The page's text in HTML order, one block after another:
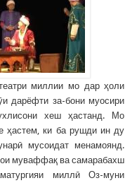
миллии мо дар ҳоли
дарёфти за-бони муосири
хеш ҳастанд. Мо
ҳастем, ки ба рушди ин ду
мусоидат менамоянд.
муваффақ ва самарабахш
миллӣ Оз-муни